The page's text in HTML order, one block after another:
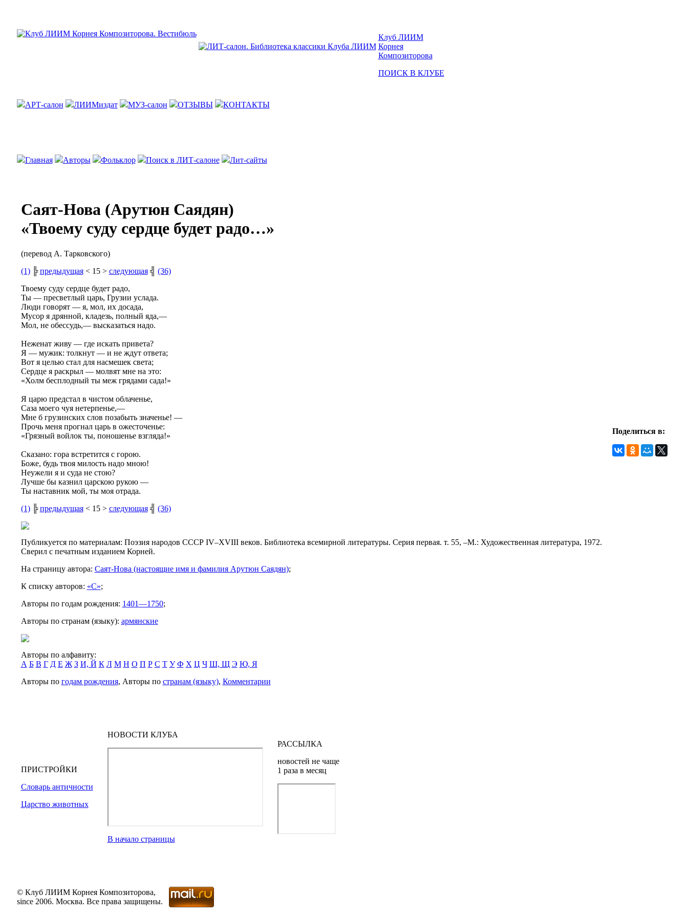
Клуб ЛИИМ
Корнея
Композиторова
ПОИСК В КЛУБЕ
АРТ-салон ЛИИМиздат МУЗ-салон ОТЗЫВЫ КОНТАКТЫ
Главная Авторы Фольклор Поиск в ЛИТ-салоне Лит-сайты
Саят-Нова (Арутюн Саядян)
«Твоему суду сердце будет радо…»
(перевод А. Тарковского)
(1)╠предыдущая< 15 > следующая╣ (36)
Твоему суду сердце будет радо,
Ты — пресветлый царь, Грузии услада.
Люди говорят — я, мол, их досада,
Мусор я дрянной, кладезь, полный яда,—
Мол, не обессудь,— высказаться надо.
Неженат живу — где искать привета?
Я — мужик: толкнут — и не ждут ответа;
Вот я целью стал для насмешек света;
Сердце я раскрыл — молвят мне на это:
«Холм бесплодный ты меж грядами сада!»
Я царю предстал в чистом облаченье,
Саза моего чуя нетерпенье,—
Мне б грузинских слов позабыть значенье! —
Прочь меня прогнал царь в ожесточенье:
«Грязный войлок ты, поношенье взгляда!»
Сказано: гора встретится с горою.
Боже, будь твоя милость надо мною!
Неужели я и суда не стою?
Лучше бы казнил царскою рукою —
Ты наставник мой, ты моя отрада.
(1)╠предыдущая< 15 > следующая╣ (36)
Публикуется по материалам: Поэзия народов СССР IV–XVIII веков. Библиотека всемирной литературы. Серия первая. т. 55, –М.: Художественная литература, 1972.
Сверил с печатным изданием Корней.
На страницу автора: Саят-Нова (настоящие имя и фамилия Арутюн Саядян);
К списку авторов: «С»;
Авторы по годам рождения: 1401—1750;
Авторы по странам (языку): армянские
Авторы по алфавиту:
А Б В Г Д Е Ж З И, Й К Л М Н О П Р С Т У Ф Х Ц Ч Ш, Щ Э Ю, Я
Авторы по годам рождения, Авторы по странам (языку), Комментарии
Поделиться в:
ПРИСТРОЙКИ
Словарь античности
Царство животных
НОВОСТИ КЛУБА
В начало страницы
РАССЫЛКА
новостей не чаще
1 раза в месяц
© Клуб ЛИИМ Корнея Композиторова,
since 2006. Москва. Все права защищены.